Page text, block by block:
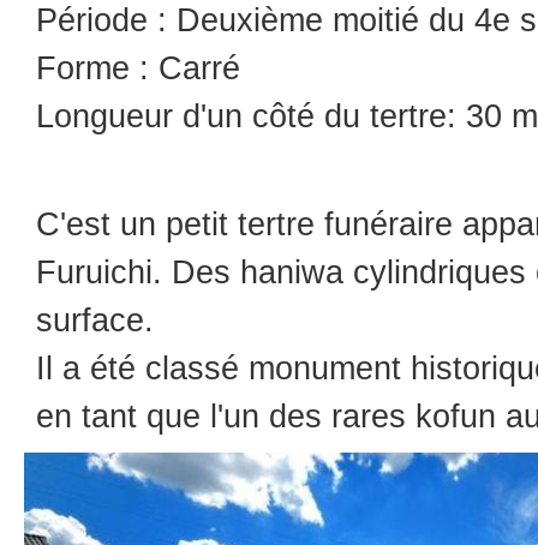
Période : Deuxième moitié du 4e
Forme : Carré
Longueur d'un côté du tertre: 30
C'est un petit tertre funéraire
Furuichi. Des haniwa
surface.
Il a été classé monument
en tant que l'un des rares kofun